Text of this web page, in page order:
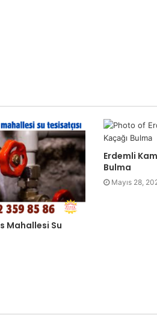
Mahallesi Su
Erdemli
Bulma
Mayıs 28,